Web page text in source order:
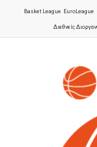
Basket League EuroLeague
Διεθνείς